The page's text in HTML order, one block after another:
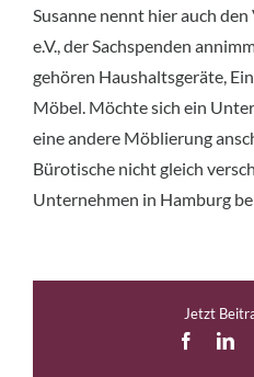
Susanne nennt hier auch
e.V., der Sachspenden
gehören Haushaltsgeräte,
Möbel. Möchte sich ein
eine andere Möblierung
Bürotische nicht gleich
Unternehmen in Hamburg
Jetzt